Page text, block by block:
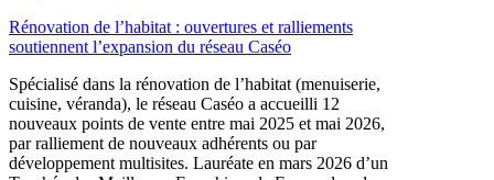
Rénovation de l’habitat : ouvertures et ralliements
soutiennent l’expansion du réseau Caséo
Spécialisé dans la rénovation de l’habitat (menuiserie,
cuisine, véranda), le réseau Caséo a accueilli 12
nouveaux points de vente entre mai 2025 et mai 2026,
par ralliement de nouveaux adhérents ou par
développement multisites. Lauréate en mars 2026 d’un